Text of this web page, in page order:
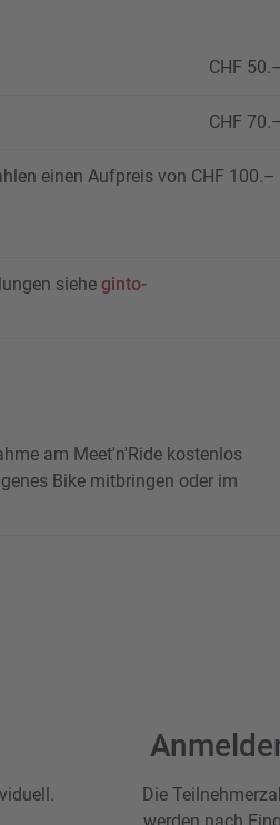
CHF 50.–
CHF 70.–
einen Aufpreis von CHF 100.–
siehe ginto-
am Meet'n'Ride kostenlos
Bike mitbringen oder im
Die